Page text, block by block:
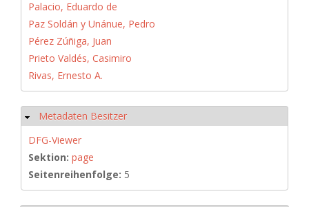
Palacio, Eduardo de
Paz Soldán y Unánue, Pedro
Pérez Zúñiga, Juan
Prieto Valdés, Casimiro
Rivas, Ernesto A.
Ausblenden
Metadaten Besitzer
DFG-Viewer
Sektion: page
Seitenreihenfolge: 5